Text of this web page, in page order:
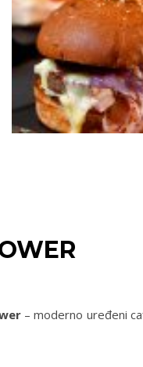
– moderno uređeni